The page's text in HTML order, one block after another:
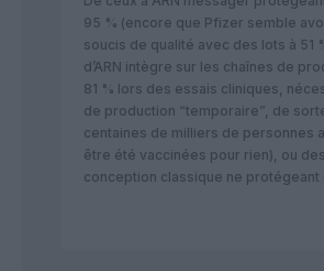
95 % (encore que Pfizer semble
soucis de qualité avec des lots à 51
d’ARN intègre sur les chaînes de
81 % lors des essais cliniques,
de production “temporaire”, de
centaines de milliers de personnes
être été vaccinées pour rien), ou
conception classique ne protégeant